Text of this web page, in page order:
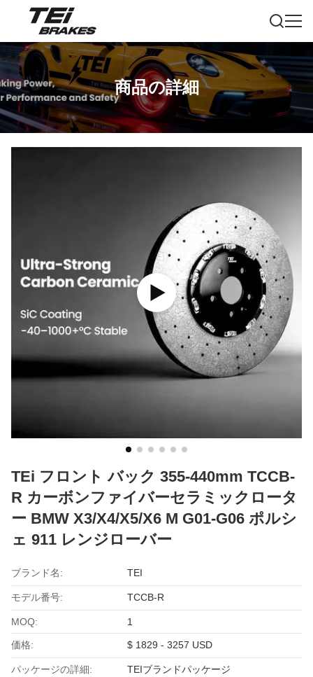
商品の詳細
TEi フロント バック 355-440mm TCCB-
R カーボンファイバーセラミックロータ
ー BMW X3/X4/X5/X6 M G01-G06 ポルシ
ェ 911 レンジローバー
ブランド名: TEI
モデル番号: TCCB-R
MOQ: 1
価格: $ 1829 - 3257 USD
パッケージの詳細: TEIブランドパッケージ